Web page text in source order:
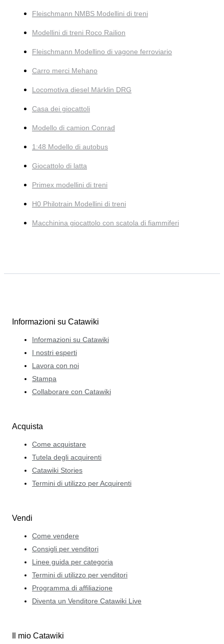
Fleischmann NMBS Modellini di treni
Modellini di treni Roco Railion
Fleischmann Modellino di vagone ferroviario
Carro merci Mehano
Locomotiva diesel Märklin DRG
Casa dei giocattoli
Modello di camion Conrad
1:48 Modello di autobus
Giocattolo di latta
Primex modellini di treni
H0 Philotrain Modellini di treni
Macchinina giocattolo con scatola di fiammiferi
Informazioni su Catawiki
Informazioni su Catawiki
I nostri esperti
Lavora con noi
Stampa
Collaborare con Catawiki
Acquista
Come acquistare
Tutela degli acquirenti
Catawiki Stories
Termini di utilizzo per Acquirenti
Vendi
Come vendere
Consigli per venditori
Linee guida per categoria
Termini di utilizzo per venditori
Programma di affiliazione
Diventa un Venditore Catawiki Live
Il mio Catawiki